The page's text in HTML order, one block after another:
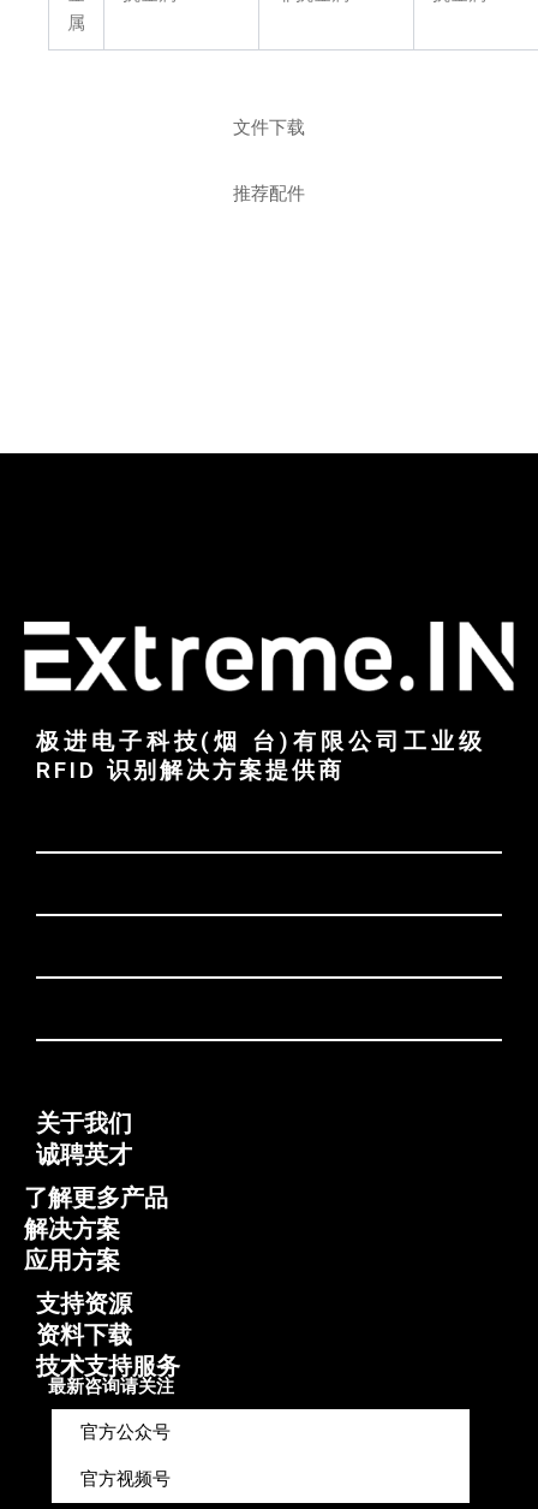
文件下载
推荐配件
属
极进电子科技(烟 台)有限公司工业级
RFID 识别解决方案提供商
关于我们
诚聘英才
了解更多产品
解决方案
应用方案
支持资源
资料下载
技术支持服务
最新咨询请关注
官方公众号
官方视频号